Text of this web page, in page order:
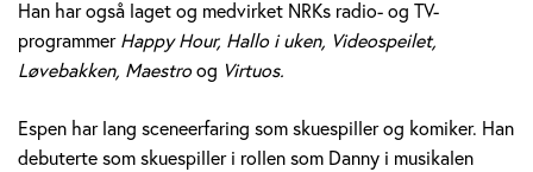
o
l
m
Han har også laget og medvirket NRKs radio- og TV-
programmerHappy Hour, Hallo i uken, Videospeilet,
Løvebakken, Maestroog Virtuos.
Espen har lang sceneerfaring som skuespiller og komiker. Han
debuterte som skuespiller i rollen som Danny i musikalen